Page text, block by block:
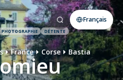
Français
PHOTOGRAPHIE DÉTENTE
France Corse Bastia